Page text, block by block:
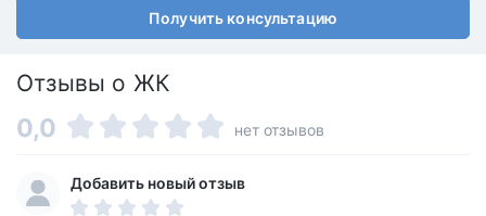
Получить консультацию
Отзывы о ЖК
0,0 нет отзывов
Добавить новый отзыв